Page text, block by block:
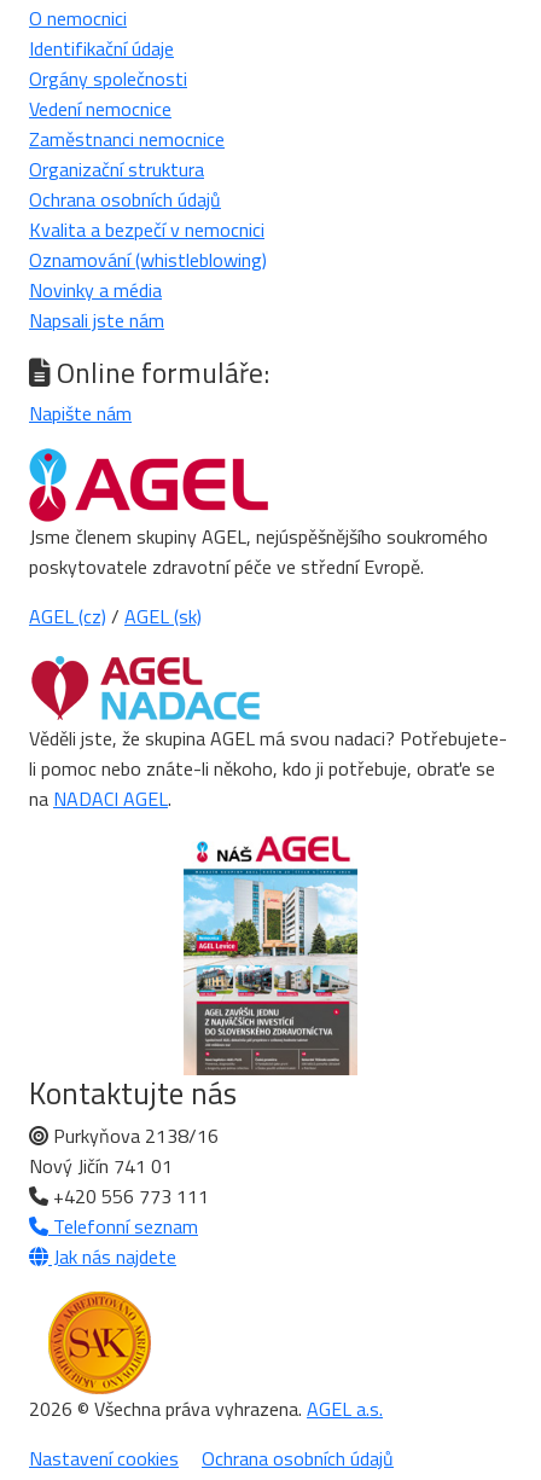
O nemocnici
Identifikační údaje
Orgány společnosti
Vedení nemocnice
Zaměstnanci nemocnice
Organizační struktura
Ochrana osobních údajů
Kvalita a bezpečí v nemocnici
Oznamování (whistleblowing)
Novinky a média
Napsali jste nám
Online formuláře:
Napište nám
Jsme členem skupiny AGEL, nejúspěšnějšího soukromého
poskytovatele zdravotní péče ve střední Evropě.
AGEL (cz) / AGEL (sk)
Věděli jste, že skupina AGEL má svou nadaci? Potřebujete-
li pomoc nebo znáte-li někoho, kdo ji potřebuje, obraťe se
na NADACI AGEL.
Kontaktujte nás
Purkyňova 2138/16
Nový Jičín 741 01
+420 556 773 111
Telefonní seznam
Jak nás najdete
2026 © Všechna práva vyhrazena. AGEL a.s.
Nastavení cookies
Ochrana osobních údajů